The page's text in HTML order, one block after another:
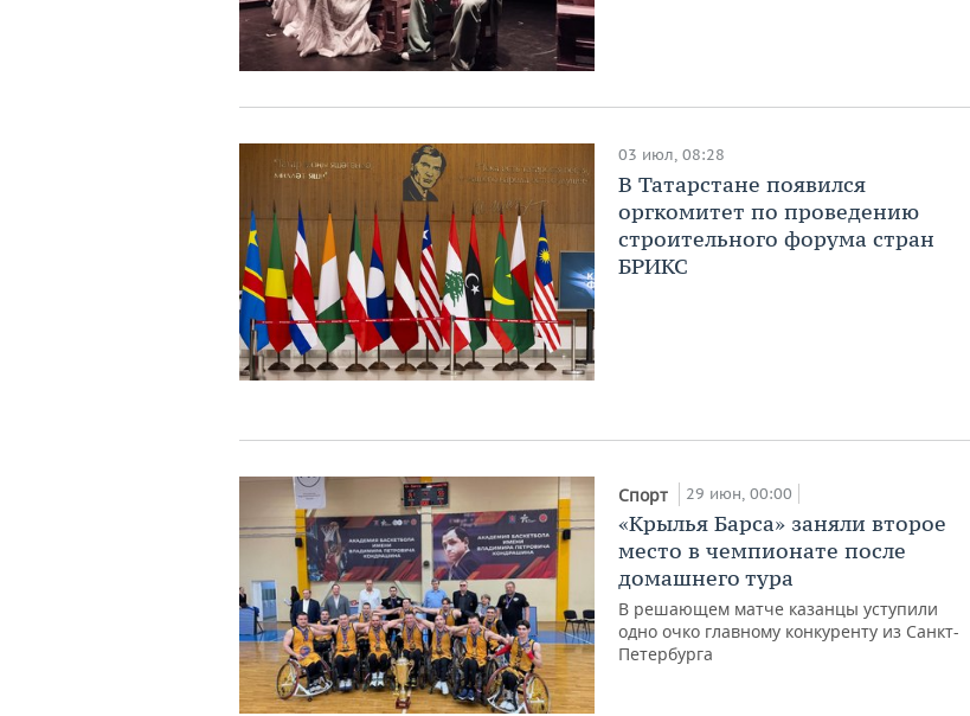
03 июл, 08:28
В Татарстане появился
оргкомитет по проведению
строительного форума стран
БРИКС
Спорт 29 июн, 00:00
«Крылья Барса» заняли второе
место в чемпионате после
домашнего тура
В решающем матче казанцы уступили
одно очко главному конкуренту из Санкт-
Петербурга